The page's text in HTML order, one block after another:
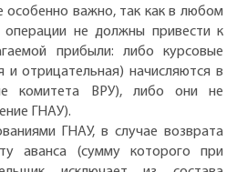
особенно важно, так как в любом
операции не должны привести к
прибыли: либо курсовые
и отрицательная) начисляются в
комитета ВРУ), либо они не
ГНАУ).
ГНАУ, в случае возврата
аванса (сумму которого при